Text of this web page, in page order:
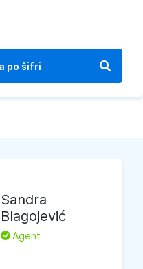
Sandra
Blagojević
L Agent